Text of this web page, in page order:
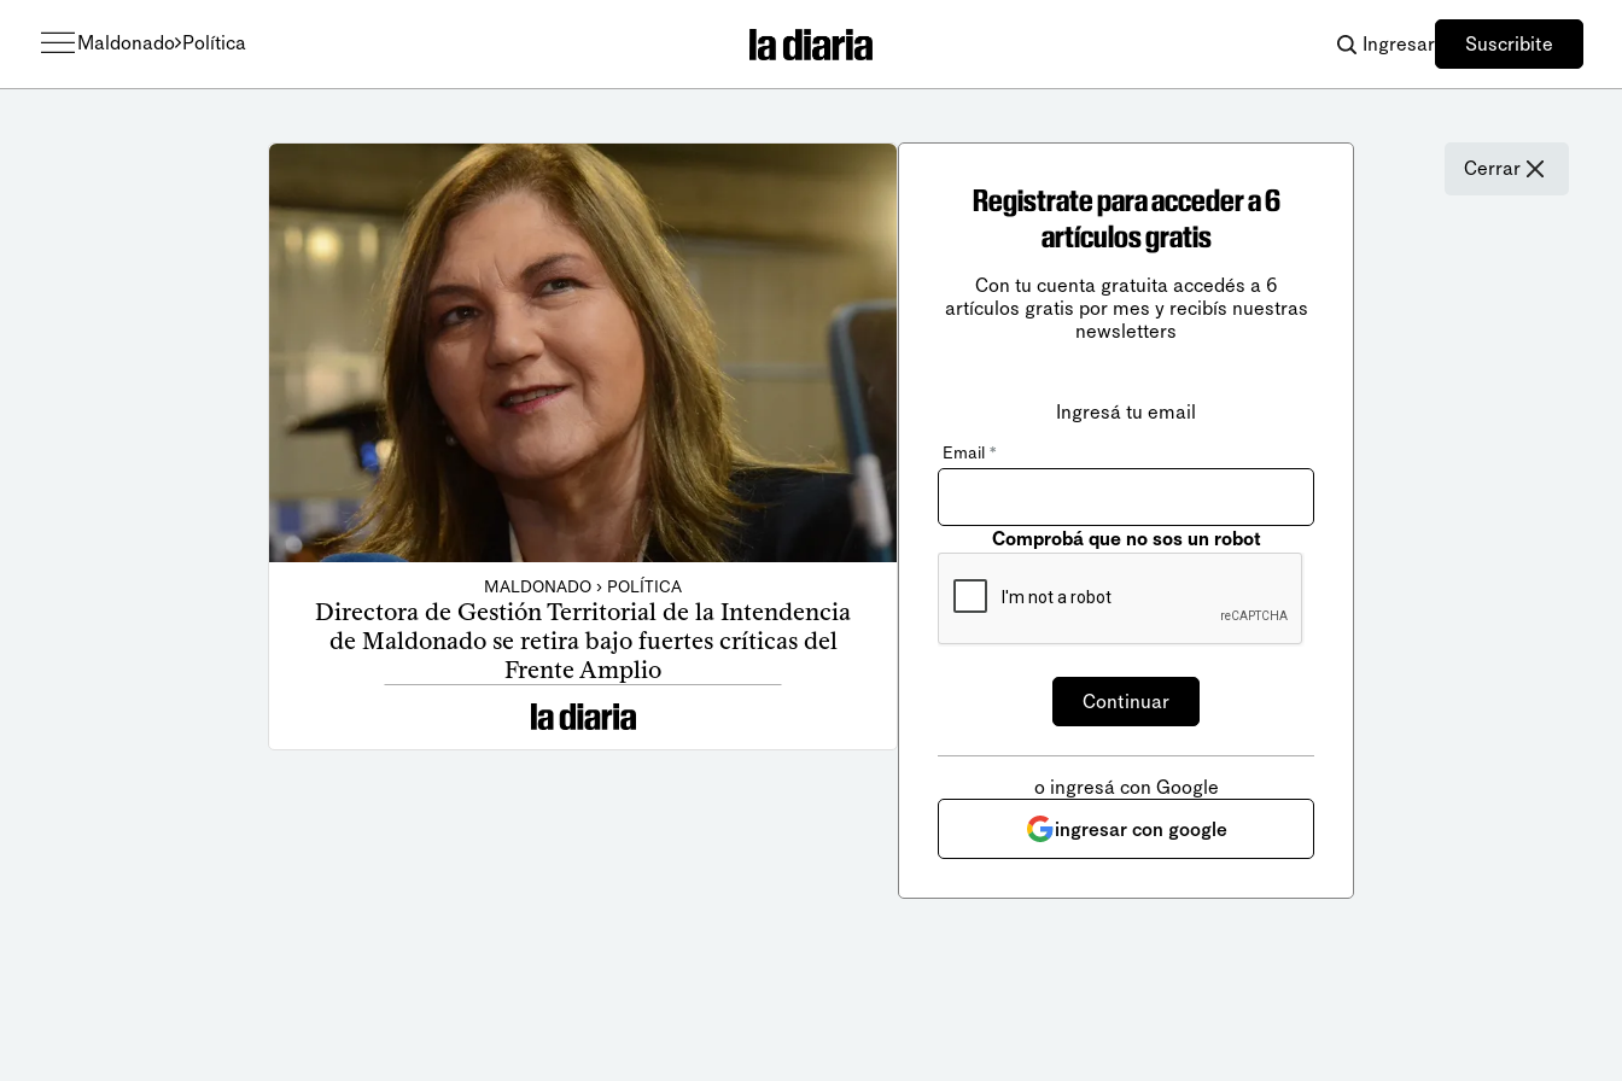
Maldonado Política Ingresar Suscribite
MALDONADO › POLÍTICA
Directora de Gestión Territorial de la Intendencia
de Maldonado se retira bajo fuertes críticas del
Frente Amplio
Cerrar
Registrate para acceder a 6
artículos gratis
Con tu cuenta gratuita accedés a 6
artículos gratis por mes y recibís nuestras
newsletters
Ingresá tu email
Email *
Comprobá que no sos un robot
o ingresá con Google
ingresar con google